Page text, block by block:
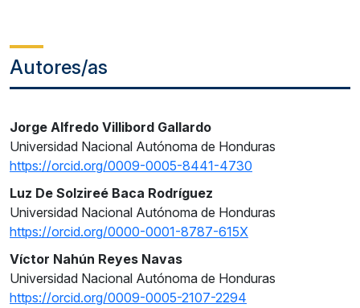
Autores/as
Jorge Alfredo Villibord Gallardo
Universidad Nacional Autónoma de Honduras
https://orcid.org/0009-0005-8441-4730
Luz De Solzireé Baca Rodríguez
Universidad Nacional Autónoma de Honduras
https://orcid.org/0000-0001-8787-615X
Víctor Nahún Reyes Navas
Universidad Nacional Autónoma de Honduras
https://orcid.org/0009-0005-2107-2294